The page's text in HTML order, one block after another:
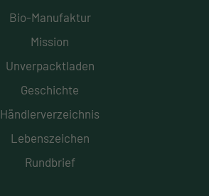
Bio-Manufaktur
Mission
Unverpacktladen
Geschichte
Händlerverzeichnis
Lebenszeichen
Rundbrief